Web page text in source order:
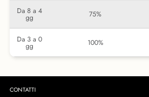
Da 8 a 4
gg 75%
Da 3 a 0
gg 100%
CONTATTI